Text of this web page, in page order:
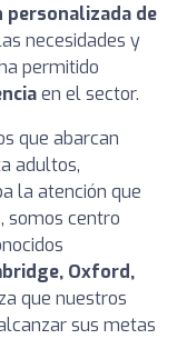
personalizada de
necesidades y
permitido
en el sector.
que abarcan
adultos,
la atención que
somos centro
Oxford,
que nuestros
sus metas